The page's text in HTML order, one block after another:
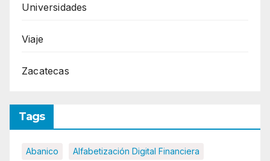
Universidades
Viaje
Zacatecas
Tags
Abanico Alfabetización Digital Financiera